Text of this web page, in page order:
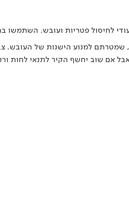
לחיסול פטריות ועובש.
למנוע הישנות של העובש.
אם שוב יחשף הקיר לתנאי לחות